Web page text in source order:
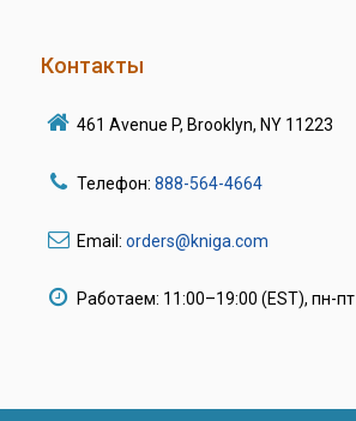
Контакты
461 Avenue P, Brooklyn, NY 11223
Телефон: 888-564-4664
Email: orders@kniga.com
Работаем: 11:00–19:00 (EST), пн-пт